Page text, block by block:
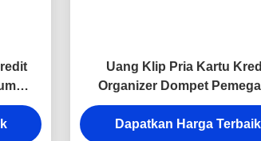
Uang Klip Pria Kartu
Organizer Dompet
Logam Persegi Panjang
Dapatkan Harga Terbaik